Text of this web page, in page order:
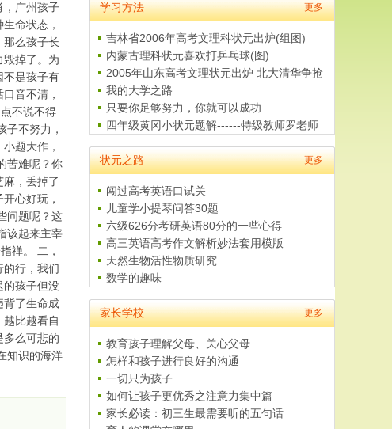
广州孩子
命状态，
那么孩子长
毁掉了。为
不是孩子有
音不清，
不说不得
不努力，
题大作，
苦难呢？你
，丢掉了
心好玩，
问题呢？这
该起来主宰
禅。 二，
的行，我们
的孩子但没
背了生命成
比越看自
多么可悲的
知识的海洋
更多
学习方法
吉林省2006年高考文理科状元出炉(组图)
内蒙古理科状元喜欢打乒乓球(图)
2005年山东高考文理状元出炉 北大清华争抢
我的大学之路
只要你足够努力，你就可以成功
四年级黄冈小状元题解------特级教师罗老师
更多
状元之路
闯过高考英语口试关
儿童学小提琴问答30题
六级626分考研英语80分的一些心得
高三英语高考作文解析妙法套用模版
天然生物活性物质研究
数学的趣味
更多
家长学校
教育孩子理解父母、关心父母
怎样和孩子进行良好的沟通
一切只为孩子
如何让孩子更优秀之注意力集中篇
家长必读：初三生最需要听的五句话